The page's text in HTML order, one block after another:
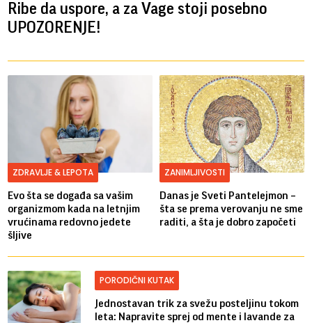
Ribe da uspore, a za Vage stoji posebno
UPOZORENJE!
ZDRAVLJE & LEPOTA
Evo šta se događa sa vašim
organizmom kada na letnjim
vrućinama redovno jedete
šljive
ZANIMLJIVOSTI
Danas je Sveti Pantelejmon –
šta se prema verovanju ne sme
raditi, a šta je dobro započeti
PORODIČNI KUTAK
Jednostavan trik za svežu posteljinu tokom
leta: Napravite sprej od mente i lavande za